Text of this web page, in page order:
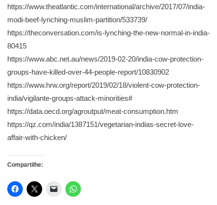
https://www.theatlantic.com/international/archive/2017/07/india-
modi-beef-lynching-muslim-partition/533739/
https://theconversation.com/is-lynching-the-new-normal-in-india-
80415
https://www.abc.net.au/news/2019-02-20/india-cow-protection-
groups-have-killed-over-44-people-report/10830902
https://www.hrw.org/report/2019/02/18/violent-cow-protection-
india/vigilante-groups-attack-minorities#
https://data.oecd.org/agroutput/meat-consumption.htm
https://qz.com/india/1387151/vegetarian-indias-secret-love-
affair-with-chicken/
Compartilhe: